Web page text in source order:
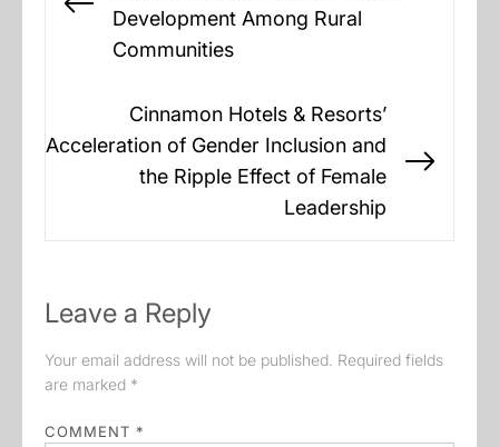
PreviousDevelopment Among Rural
Communities
Cinnamon Hotels & Resorts’
Acceleration of Gender Inclusion and
the Ripple Effect of Female
Leadership
Leave a Reply
Your email address will not be published. Required fields
are marked *
COMMENT *